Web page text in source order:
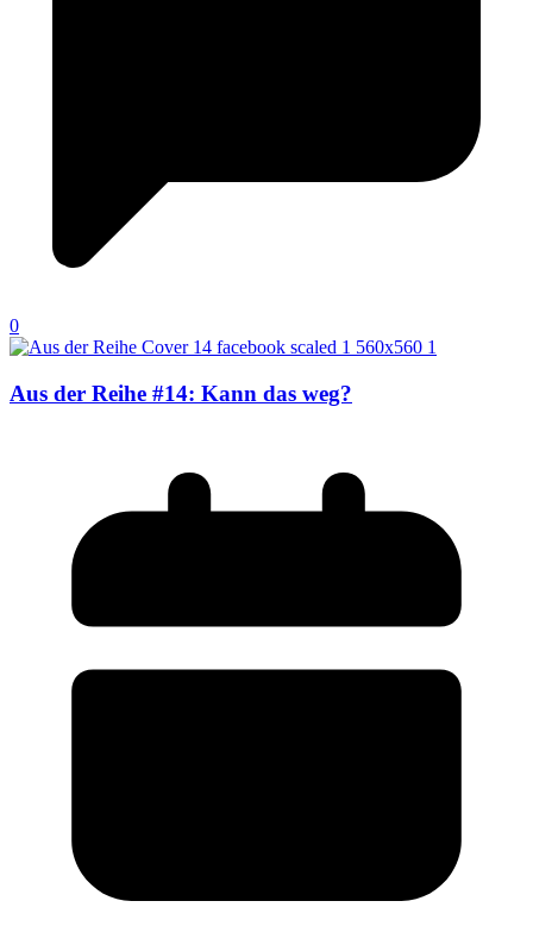
0
Aus der Reihe #14: Kann das weg?